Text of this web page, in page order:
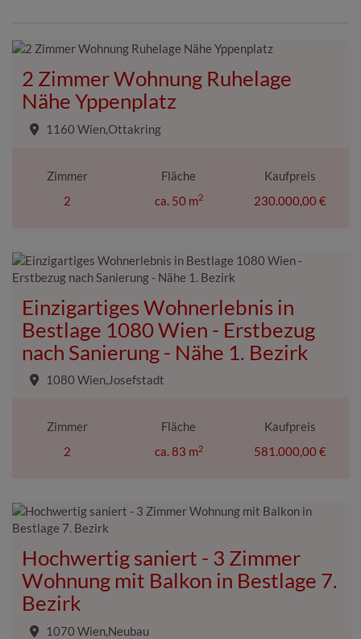
2 Zimmer Wohnung Ruhelage
Nähe Yppenplatz
1160 Wien,Ottakring
Zimmer
2
Fläche
ca. 50 m2
Kaufpreis
230.000,00 €
Einzigartiges Wohnerlebnis in
Bestlage 1080 Wien - Erstbezug
nach Sanierung - Nähe 1. Bezirk
1080 Wien,Josefstadt
Zimmer
2
Fläche
ca. 83 m2
Kaufpreis
581.000,00 €
Hochwertig saniert - 3 Zimmer
Wohnung mit Balkon in Bestlage 7.
Bezirk
1070 Wien,Neubau